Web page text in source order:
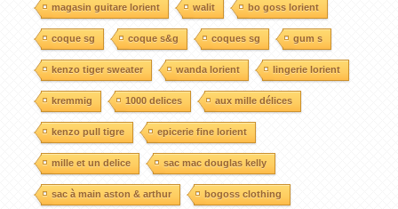
magasin guitare lorient walit bo goss lorient
coque sg coque s&g coques sg gum s
kenzo tiger sweater wanda lorient lingerie lorient
kremmig 1000 delices aux mille délices
kenzo pull tigre epicerie fine lorient
mille et un delice sac mac douglas kelly
sac à main aston & arthur bogoss clothing